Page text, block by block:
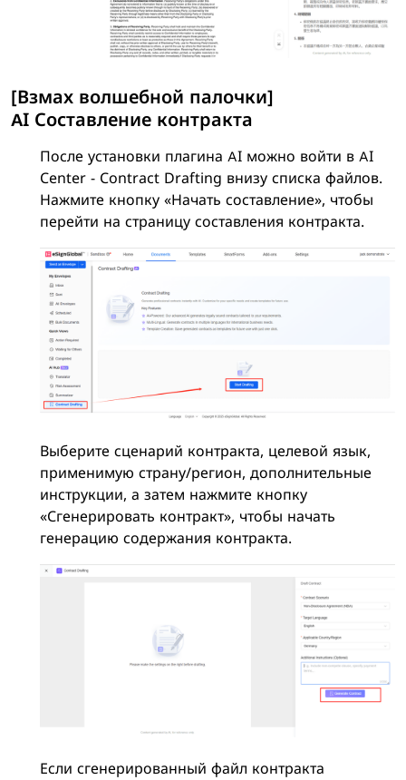
[Взмах волшебной палочки]
AI Составление контракта
После установки плагина AI можно войти в AI
Center - Contract Drafting внизу списка файлов.
Нажмите кнопку «Начать составление», чтобы
перейти на страницу составления контракта.
Выберите сценарий контракта, целевой язык,
применимую страну/регион, дополнительные
инструкции, а затем нажмите кнопку
«Сгенерировать контракт», чтобы начать
генерацию содержания контракта.
Если сгенерированный файл контракта